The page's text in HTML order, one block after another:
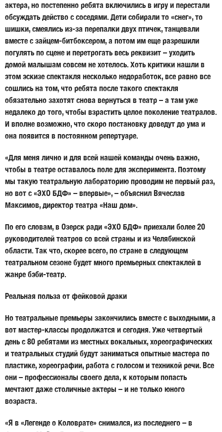
актера, но постепенно ребята включились в игру и перестали
обсуждать действо с соседями. Дети собирали то «снег», то
шишки, смеялись из-за перепалки двух птичек, танцевали
вместе с зайцем-битбоксером, а потом им еще разрешили
погулять по сцене и перетрогать весь реквизит – уходить
домой малышам совсем не хотелось. Хоть критики нашли в
этом эскизе спектакля несколько недоработок, все равно все
сошлись на том, что ребята после такого спектакля
обязательно захотят снова вернуться в театр – а там уже
недалеко до того, чтобы взрастить целое поколение театралов.
И вполне возможно, что скоро постановку доведут до ума и
она появится в постоянном репертуаре.
«Для меня лично и для всей нашей команды очень важно,
чтобы в театре оставалось поле для эксперимента. Поэтому
мы такую театральную лабораторию проводим не первый раз,
но вот с «ЭХО БДФ» – впервые», – объяснил Вячеслав
Максимов, директор театра «Наш дом».
По его словам, в Озерск ради «ЭХО БДФ» приехали более 20
руководителей театров со всей страны и из Челябинской
области. Так что, скорее всего, по стране в следующем
театральном сезоне будет много премьерных спектаклей в
жанре бэби-театр.
Реальная польза от фейковой драки
Но театральные премьеры закончились вместе с выходными, а
вот мастер-классы продолжатся и сегодня. Уже четвертый
день с 80 ребятами из местных вокальных, хореографических
и театральных студий будут заниматься опытные мастера по
пластике, хореографии, работа с голосом и техникой речи. Все
они – профессионалы своего дела, к которым попасть
мечтают даже столичные актеры – и не только юного
возраста.
«Я в «Легенде о Коловрате» снимался, из последнего – в